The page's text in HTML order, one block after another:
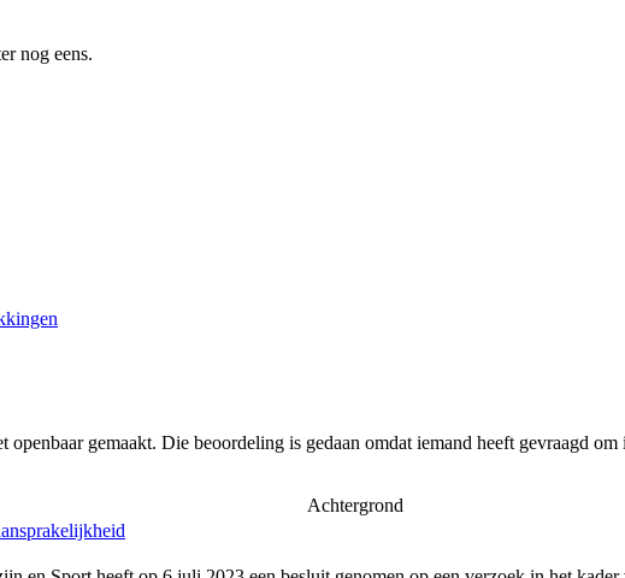
nog eens.
gemaakt. Die beoordeling is gedaan omdat iemand heeft gevraagd
Achtergrond